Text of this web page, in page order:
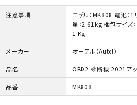
注意事項
モデル：MK808 電池：1
量：2.61kg 梱包サイ
1 Kg
メーカー オーテル（Autel）
品名 OBD2 診断機 2021ア
品番 MK808